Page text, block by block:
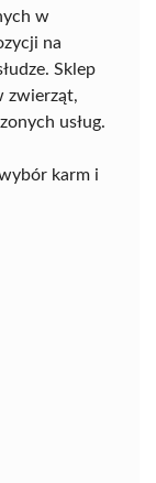
w
na
Sklep
zwierząt,
usług.
karm i